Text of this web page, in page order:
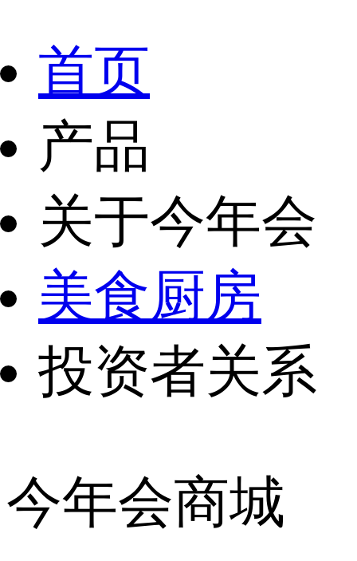
首页
产品
关于今年会
美食厨房
投资者关系
今年会商城